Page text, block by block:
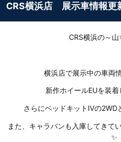
CRS横浜店 展示車情報
CRS横浜の～山
横浜店で展示中の車両情
新作ホイールEUを装
さらにベッドキットⅣの2WD
また、キャラバンも入庫してきて
✨